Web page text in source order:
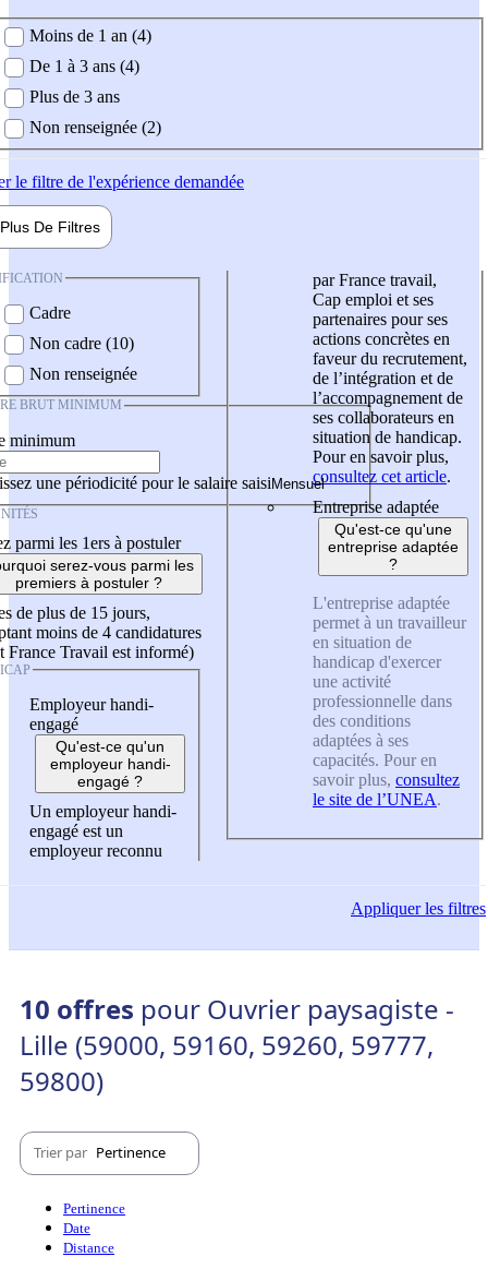
demandée
Moins de 1 an (4)
De 1 à 3 ans (4)
Plus de 3 ans
Non renseignée (2)
le filtre de l'expérience demandée
Plus De Filtres
Cadre
Non cadre (10)
Non renseignée
BRUT MINIMUM
minimum
une périodicité pour le salaire saisi
parmi les 1ers à postuler
serez-vous parmi les
premiers à postuler ?
de plus de 15 jours,
moins de 4 candidatures
France Travail est informé)
Employeur handi-
engagé
Qu'est-ce qu'un
employeur handi-
engagé ?
Un employeur handi-
engagé est un
employeur reconnu
par France travail,
Cap emploi et ses
partenaires pour ses
actions concrètes en
faveur du recrutement,
de l’intégration et de
l’accompagnement de
ses collaborateurs en
situation de handicap.
Pour en savoir plus,
consultez cet article.
Entreprise adaptée
Qu'est-ce qu'une
entreprise adaptée
?
L'entreprise adaptée
permet à un travailleur
en situation de
handicap d'exercer
une activité
professionnelle dans
des conditions
adaptées à ses
capacités. Pour en
savoir plus, consultez
le site de l’UNEA.
Appliquerles filtres
10 offres pour Ouvrier paysagiste -
Lille (59000, 59160, 59260, 59777,
59800)
Trier par Pertinence
Pertinence
Date
Distance